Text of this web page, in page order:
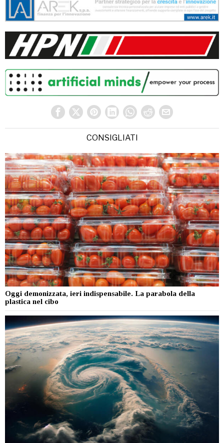
CONSIGLIATI
Oggi demonizzata, ieri indispensabile. La parabola della
plastica nel cibo